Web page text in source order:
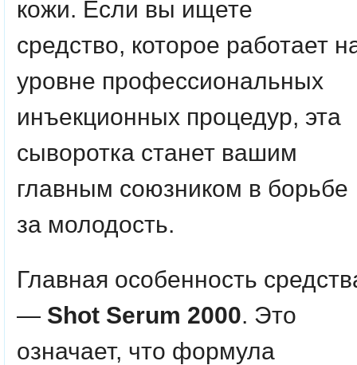
кожи. Если вы ищете
средство, которое работает
уровне профессиональных
инъекционных процедур, эта
сыворотка станет вашим
главным союзником в борьбе
за молодость.
Главная особенность
— Shot Serum 2000. Это
означает, что формула